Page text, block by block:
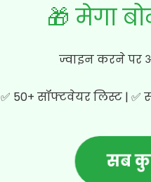
🎁 मेगा
ज्वाइन करने पर
✅ 50+ सॉफ्टवेयर लिस्ट | ✅
सब